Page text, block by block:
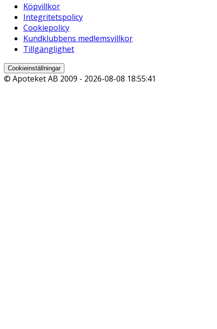
Köpvillkor
Integritetspolicy
Cookiepolicy
Kundklubbens medlemsvillkor
Tillgänglighet
Cookieinställningar
© Apoteket AB 2009 - 2026-08-08 18:55:41